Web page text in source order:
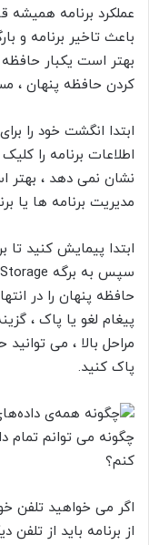
عملکرد برنامه همیشه
باعث تاخیر برنامه و
بهتر است یکبار
کردن حافظه پنهان ،
ابتدا انگشت خود را
اطلاعات برنامه را
نشان نمی دهد ، بهتر
مدیریت برنامه ها یا
ابتدا پیمایش کنید تا
سپس به برگه Storage
حافظه پنهان را در
پیغام لغو یا پاک ،
مراحل بالا ، می
پاک کنید.
چگونه می توانم تمام
کنم؟
اگر می خواهید تلفن
از برنامه باید از تلفن